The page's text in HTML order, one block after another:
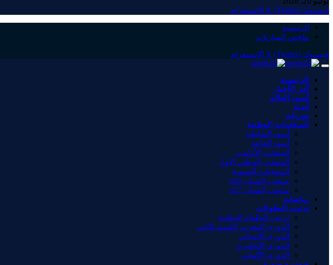
فيسبوك X (Twitter) الانستغرام
الرئيسية
ملخص المباريات
فيسبوك X (Twitter) الانستغرام
الرئيسية
آخر الأخبار
أسود العالم
أندية
دوريات
المنتخبات الوطنية
أسود الشاطئ
أسود القاعة
المنتخب الأولمبي
المنتخب الوطني الأول
المنتخبات النسوية
منتخب الشبان u20
منتخب الفتيان u17
رياضات
ترتيب البطولات
ترتيب البطولة الوطنية
الدوري المغربي القسم الثاني
الدوري الإسباني
الدوري الإنجليزي
الدوري الألماني